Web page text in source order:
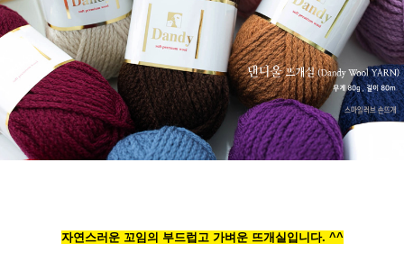
자연스러운 꼬임의 부드럽고 가벼운 뜨개실입니다. ^^